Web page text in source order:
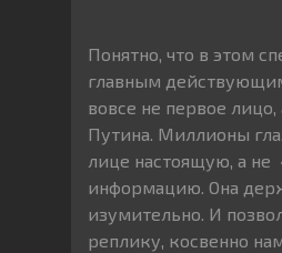
Понятно, что в этом
главным
вовсе не первое
Путина. Миллионы
лице настоящую, а не
информацию. Она
изумительно. И
реплику, косвенно